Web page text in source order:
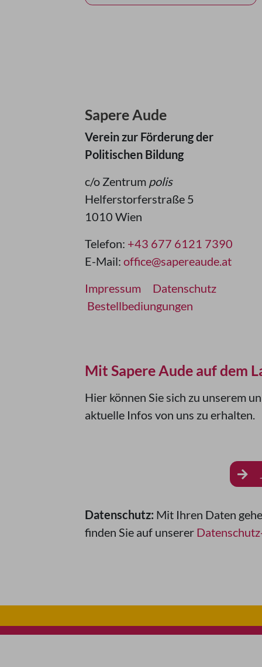
Sapere Aude
Verein zur Förderung der
Politischen Bildung
c/o Zentrum polis
Helferstorferstraße 5
1010 Wien
Telefon: +43 677 6121 7390
E-Mail: office@sapereaude.at
Impressum
Datenschutz
Bestellbediungungen
Mit Sapere Aude auf dem
Hier können Sie sich zu unserem
aktuelle Infos von uns zu erhalten.
Datenschutz: Mit Ihren Daten
finden Sie auf unserer